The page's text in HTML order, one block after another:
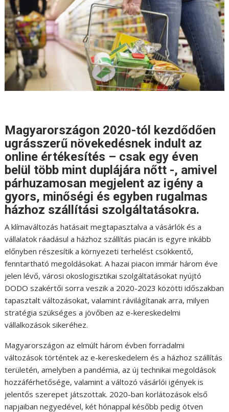
Magyarországon 2020-tól kezdődően
ugrásszerű növekedésnek indult az
online értékesítés – csak egy éven
belül több mint duplájára nőtt -, amivel
párhuzamosan megjelent az igény a
gyors, minőségi és egyben rugalmas
házhoz szállítási szolgáltatásokra.
A klímaváltozás hatásait megtapasztalva a vásárlók és a
vállalatok ráadásul a házhoz szállítás piacán is egyre inkább
előnyben részesítik a környezeti terhelést csökkentő,
fenntartható megoldásokat. A hazai piacon immár három éve
jelen lévő, városi okoslogisztikai szolgáltatásokat nyújtó
DODO szakértői sorra veszik a 2020-2023 közötti időszakban
tapasztalt változásokat, valamint rávilágítanak arra, milyen
stratégia szükséges a jövőben az e-kereskedelmi
vállalkozások sikeréhez.
Magyarországon az elmúlt három évben forradalmi
változások történtek az e-kereskedelem és a házhoz szállítás
területén, amelyben a pandémia, az új technikai megoldások
hozzáférhetősége, valamint a változó vásárlói igények is
jelentős szerepet játszottak. 2020-ban korlátozások első
napjaiban negyedével, két hónappal később pedig ötven